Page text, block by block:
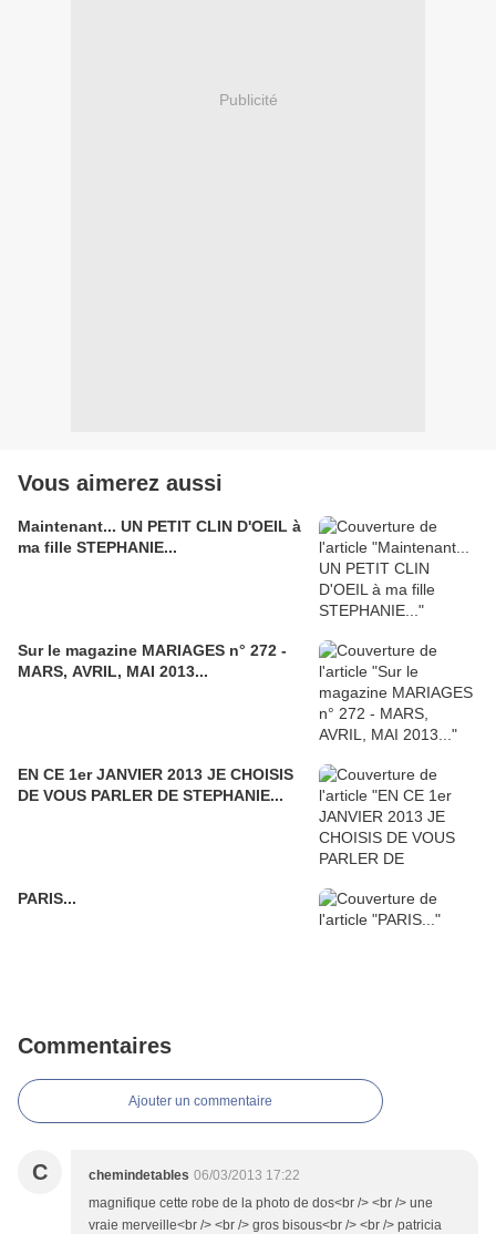
Publicité
Vous aimerez aussi
Maintenant... UN PETIT CLIN D'OEIL à
ma fille STEPHANIE...
Sur le magazine MARIAGES n° 272 -
MARS, AVRIL, MAI 2013...
EN CE 1er JANVIER 2013 JE CHOISIS
DE VOUS PARLER DE STEPHANIE...
PARIS...
Commentaires
Ajouter un commentaire
C chemindetables 06/03/2013 17:22
magnifique cette robe de la photo de dos<br /> <br /> une
vraie merveille<br /> <br /> gros bisous<br /> <br /> patricia